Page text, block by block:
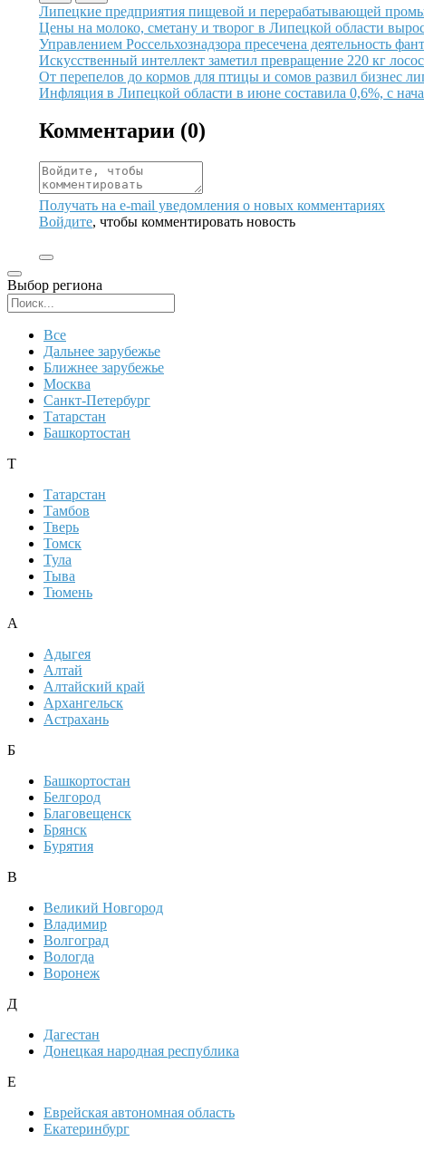
Иллюстрация новости
Липецкие предприятия пищевой и перерабатывающей
Иллюстрация новости
Цены на молоко, сметану и творог в Липецкой области
Иллюстрация новости
Управлением Россельхознадзора пресечена деятельность
Иллюстрация новости
Искусственный интеллект заметил превращение 220 кг
Иллюстрация новости
От перепелов до кормов для птицы и сомов развил бизнес
Иллюстрация новости
Инфляция в Липецкой области в июне составила 0,6%, с
Комментарии (0)
Получать на e‑mail уведомления о новых комментариях
Войдите, чтобы комментировать новость
Выбор региона
Все
Дальнее зарубежье
Ближнее зарубежье
Москва
Санкт-Петербург
Татарстан
Башкортостан
Т
Татарстан
Тамбов
Тверь
Томск
Тула
Тыва
Тюмень
А
Адыгея
Алтай
Алтайский край
Архангельск
Астрахань
Б
Башкортостан
Белгород
Благовещенск
Брянск
Бурятия
В
Великий Новгород
Владимир
Волгоград
Вологда
Воронеж
Д
Дагестан
Донецкая народная республика
Е
Еврейская автономная область
Екатеринбург